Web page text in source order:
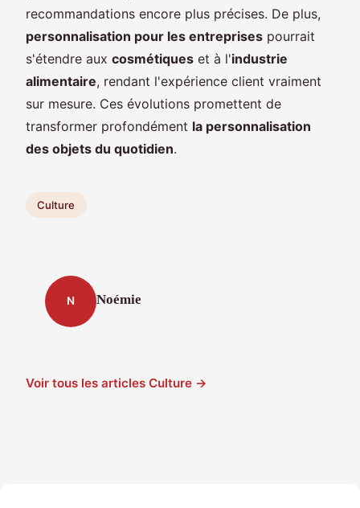
recommandations encore plus précises. De plus,
personnalisation pour les entreprises pourrait
s'étendre aux cosmétiques et à l'industrie
alimentaire, rendant l'expérience client vraiment
sur mesure. Ces évolutions promettent de
transformer profondément la personnalisation
des objets du quotidien.
Culture
N Noémie
Voir tous les articles Culture →